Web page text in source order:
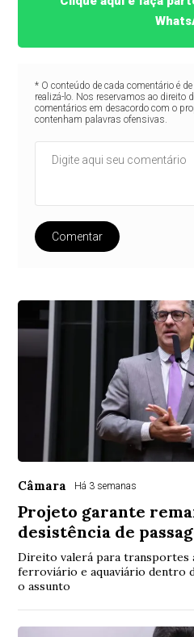
* O conteúdo de cada comentário é
realizá-lo. Nos reservamos ao direito
comentários em desacordo com o
contenham palavras ofensivas.
Comentar
Câmara Há 3 semanas
Projeto garante
desistência de
Direito valerá para transportes
ferroviário e aquaviário dentro
o assunto